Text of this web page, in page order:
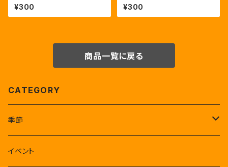
¥300 ¥300
商品一覧に戻る
CATEGORY
季節
1-3月
イベント